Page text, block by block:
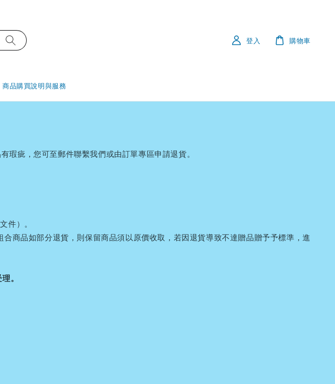
商品購買說明與服務
登入 購物車
瑕疵，您可至郵件聯繫我們或由訂單專區申請退貨。
件）。
商品如部分退貨，則保留商品須以原價收取，若因退貨導致不達贈品贈予予標準，進
。